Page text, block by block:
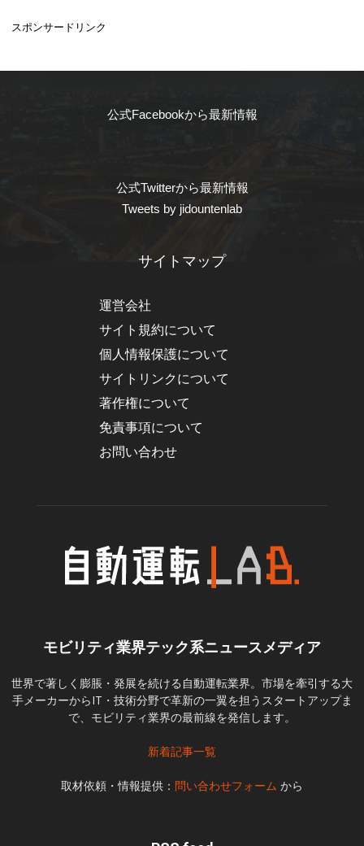
スポンサードリンク
公式Facebookから最新情報
公式Twitterから最新情報
Tweets by jidountenlab
サイトマップ
運営会社
サイト規約について
個人情報保護について
サイトリンクについて
著作権について
免責事項について
お問い合わせ
モビリティ業界テック系ニュースメディア
世界で著しく膨脹・発展を続ける自動運転業界。市場を牽引する大
手メーカーからIT・技術分野で革新の一翼を担うスタートアップま
で、モビリティ業界の最前線を発信します。
新着記事一覧
取材依頼・情報提供： 問い合わせフォーム から